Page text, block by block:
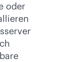
oder